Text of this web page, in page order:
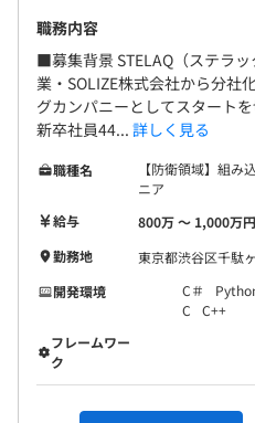
職務内容
■募集背景 STELAQ（ステラ
業・SOLIZE株式会社から分社
グカンパニーとしてスタート
新卒社員44... 詳しく見る
職種名
【防衛領域】組み
ニア
給与
800万 〜 1,000万円
勤務地
東京都渋谷区千駄
開発環境
C＃
C
C++
フレームワー
ク